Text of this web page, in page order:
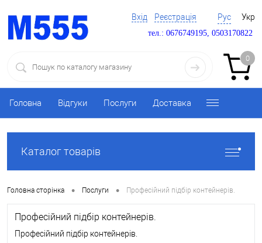
Вхід Реєстрація Рус Укр
тел.: 0676749195, 0503170822
0
Головна Відгуки Послуги Доставка
Каталог товарів
Головна сторінка • Послуги • Професійний підбір контейнерів.
Професійний підбір контейнерів.
Професійний підбір контейнерів.